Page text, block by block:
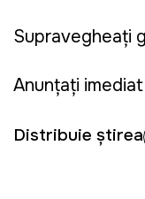
Supravegheați
Anunțați
Distribuie știrea